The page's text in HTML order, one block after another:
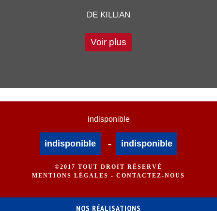
NOS RÉALISATIONS
DE KILLIAN
Voir plus
indisponible
indisponible - indisponible
©2017 TOUT DROIT RÉSERVÉ
MENTIONS LÉGALES - CONTACTEZ-NOUS